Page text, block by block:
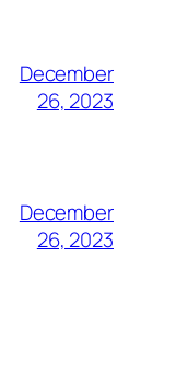
December
26, 2023
December
26, 2023